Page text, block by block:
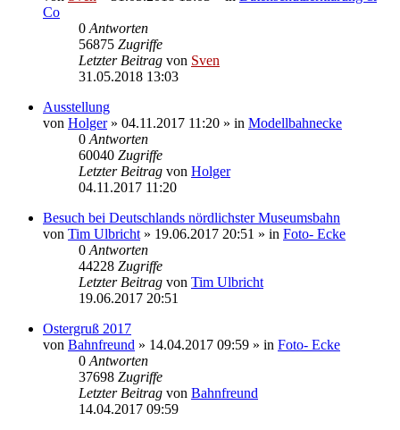
Co
0 Antworten
56875 Zugriffe
Letzter Beitrag von Sven
31.05.2018 13:03
Ausstellung
von Holger» 04.11.2017 11:20 » in Modellbahnecke
0 Antworten
60040 Zugriffe
Letzter Beitrag von Holger
04.11.2017 11:20
Besuch bei Deutschlands nördlichster Museumsbahn
von Tim Ulbricht » 19.06.2017 20:51 » in Foto- Ecke
0 Antworten
44228 Zugriffe
Letzter Beitrag von Tim Ulbricht
19.06.2017 20:51
Ostergruß 2017
von Bahnfreund » 14.04.2017 09:59 » in Foto- Ecke
0 Antworten
37698 Zugriffe
Letzter Beitrag von Bahnfreund
14.04.2017 09:59